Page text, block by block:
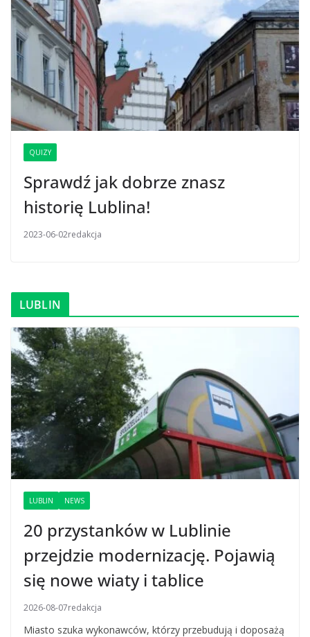
QUIZY
Sprawdź jak dobrze znasz
historię Lublina!
2023-06-02redakcja
LUBLIN
LUBLIN NEWS
20 przystanków w Lublinie
przejdzie modernizację. Pojawią
się nowe wiaty i tablice
2026-08-07redakcja
Miasto szuka wykonawców, którzy przebudują i doposażą